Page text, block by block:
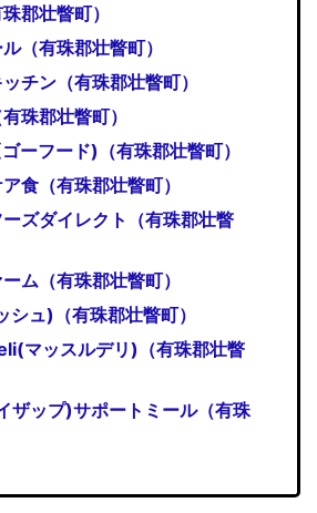
郡壮瞥町）
（有珠郡壮瞥町）
チン（有珠郡壮瞥町）
珠郡壮瞥町）
ーフード)（有珠郡壮瞥町）
食（有珠郡壮瞥町）
ズダイレクト（有珠郡壮瞥
ム（有珠郡壮瞥町）
シュ)（有珠郡壮瞥町）
マッスルデリ)（有珠郡壮瞥
ザップ)サポートミール（有珠